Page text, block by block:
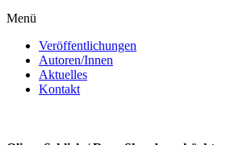
Menü
Veröffentlichungen
Autoren/Innen
Aktuelles
Kontakt